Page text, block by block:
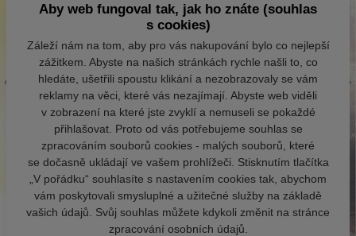
Aby web fungoval tak, jak ho znáte (souhlas
s cookies)
Záleží nám na tom, aby pro vás nakupování bylo co nejlepší
zážitkem. Abyste na našich stránkách rychle našli to, co
hledáte, ušetřili spoustu klikání a nezobrazovaly se vám
reklamy na věci, které vás nezajímají. Abyste web viděli
v zobrazení na které jste zvyklí a nemuseli se pokaždé
přihlašovat. Proto od vás potřebujeme souhlas se
zpracováním souborů cookies - malých souborů, které
se dočasně ukládají ve vašem prohlížeči. Stisknutím tlačítka
„V pořádku“ souhlasíte s nastavením cookies tak, abychom
vám poskytovali smysluplné a užitečné služby na základě
vašich údajů. Svůj souhlas můžete kdykoli změnit na stránce
zpracování osobních údajů.